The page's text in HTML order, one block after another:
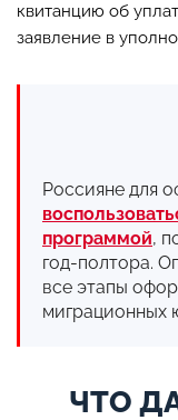
квитанцию об
заявление в
Россияне для
программой,
год-полтора.
все этапы
миграционных
ЧТО